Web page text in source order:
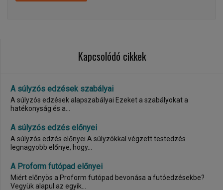
Kapcsolódó cikkek
A súlyzós edzések szabályai
A súlyzós edzések alapszabályai Ezeket a szabályokat a
hatékonyság és a...
A súlyzós edzés előnyei
A súlyzós edzés előnyei A súlyzókkal végzett testedzés
legnagyobb előnye, hogy...
A Proform futópad előnyei
Miért előnyös a Proform futópad bevonása a futóedzésekbe?
Vegyük alapul az egyik...